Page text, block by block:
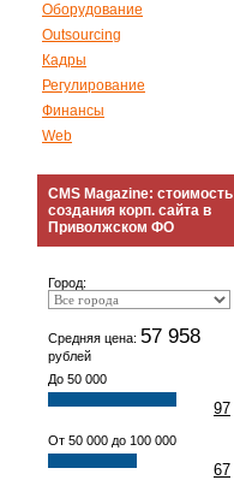
Оборудование
Outsourcing
Кадры
Регулирование
Финансы
Web
CMS Magazine: стоимость
создания корп. сайта в
Приволжском ФО
Город:
Средняя цена: 57 958
рублей
До 50 000
97
От 50 000 до 100 000
67